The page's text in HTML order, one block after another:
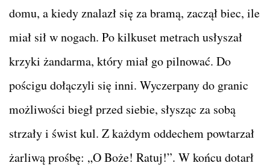
domu, a kiedy znalazł się za bramą, zaczął biec, ile
miał sił w nogach. Po kilkuset metrach usłyszał
krzyki żandarma, który miał go pilnować. Do
pościgu dołączyli się inni. Wyczerpany do granic
możliwości biegł przed siebie, słysząc za sobą
strzały i świst kul. Z każdym oddechem powtarzał
żarliwą prośbę: „O Boże! Ratuj!”. W końcu dotarł